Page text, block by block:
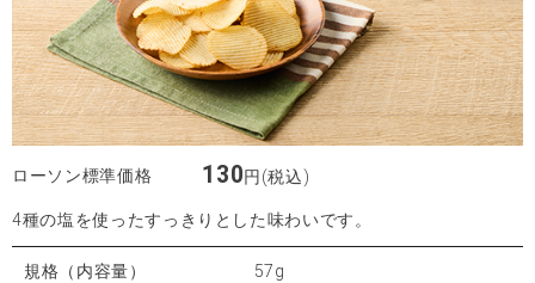
ローソン標準価格 130円(税込)
4種の塩を使ったすっきりとした味わいです。
規格（内容量） 57g